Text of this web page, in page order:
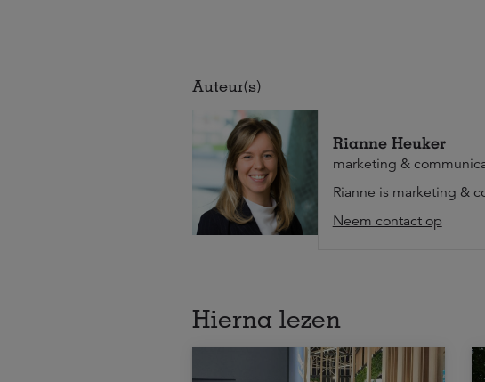
Auteur(s)
Rianne Heuker
marketing &
Rianne is marketing &
Neem contact op
Hierna lezen